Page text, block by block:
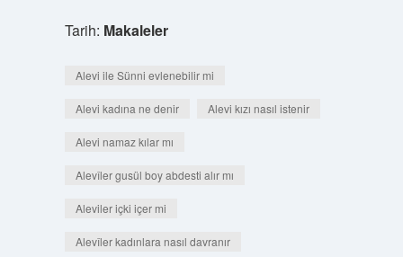
Tarih: Makaleler
Alevi ile Sünni evlenebilir mi
Alevi kadına ne denir Alevi kızı nasıl istenir
Alevi namaz kılar mı
Alevîler gusül boy abdesti alır mı
Aleviler içki içer mi
Alevîler kadınlara nasıl davranır